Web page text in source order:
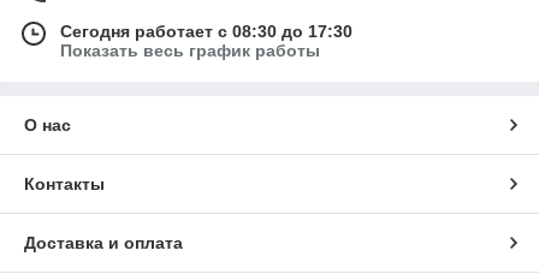
Сегодня работает с 08:30 до 17:30
Показать весь график работы
О нас
Контакты
Доставка и оплата